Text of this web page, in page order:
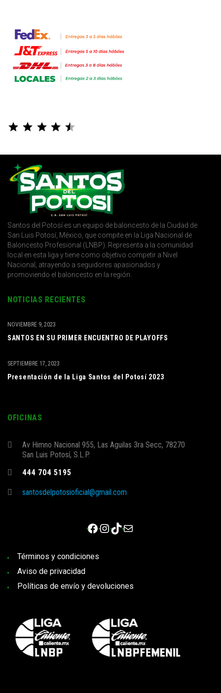
⭐ ⭐
Santos del Potosí es un equipo de baloncesto de la Ciudad de
San Luis Potosí, México, que compite en la Liga Nacional de
Baloncesto Profesional (LNBP). Representa a la comunidad
local en esta liga y tiene como objetivo competir a Nivel
Nacional, atrayendo a seguidores apasionados y
promoviendo el baloncesto en la región.
NOTICIAS RECIENTES
SANTOS EN SU PRIMER ENCUENTRO DE PLAYOFFS
NOVIEMBRE 9, 2023
Presentación de la Liga Santos del Potosí 2023
SEPTIEMBRE 17, 2023
OFICINAS
Av Himno Nacional 955, Las Aguilas 3ra Secc, 78270
San Luis Potosí, S.L.P.
444 704 5195
santosdelpotosioficial@gmail.com
Facebook
Instagram
TikTok
Correo electrónico
Términos y condiciones
Aviso de privacidad
Políticas de envío y devoluciones